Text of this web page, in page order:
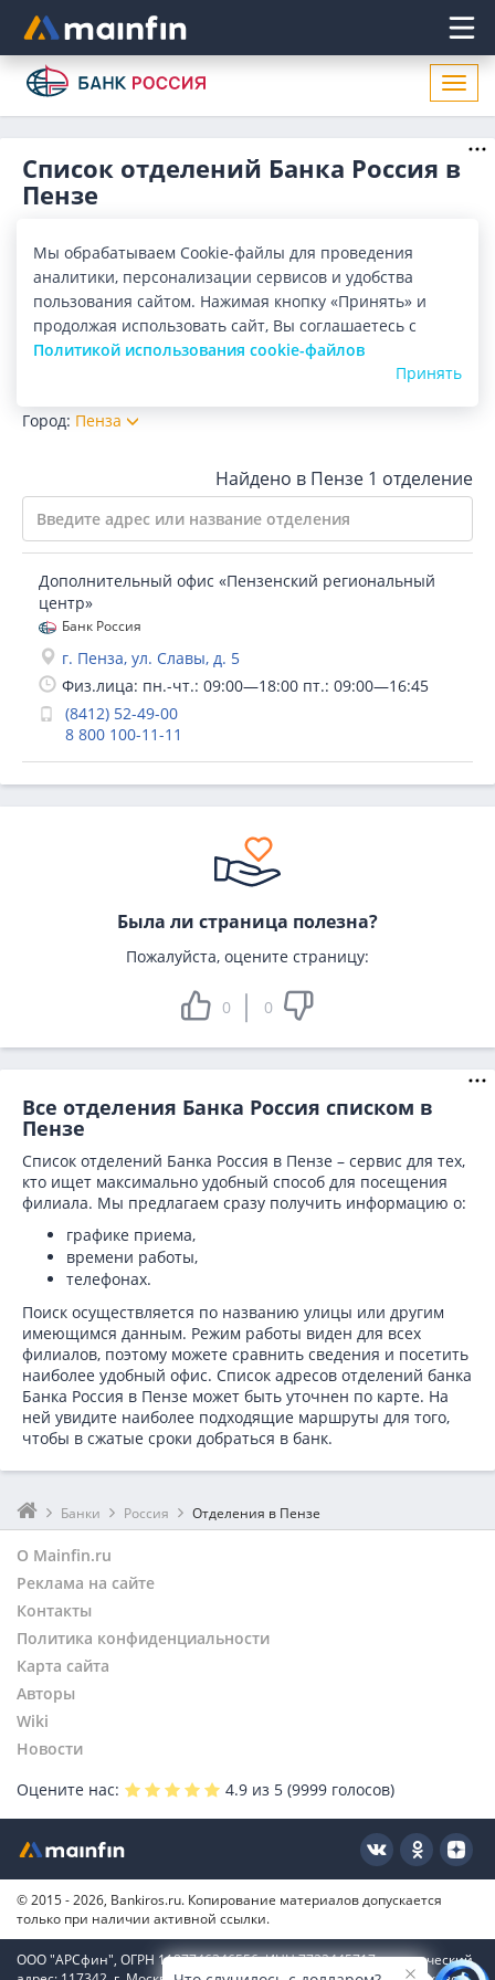
Главное меню
Список отделений Банка Россия в
Пензе
поиск ближайшего отделения Банка Россия в Пензе по
адресу, названию. Часы работы, телефоны, контактные
Показать весь
Отделения
Банкоматы
Список
Город: Пенза
Найдено в Пензе 1 отделение
Дополнительный офис «Пензенский региональный
центр»
Банк Россия
г. Пенза, ул. Славы, д. 5
Физ.лица: пн.-чт.: 09:00—18:00 пт.: 09:00—16:45
(8412) 52-49-00
8 800 100-11-11
Была ли страница полезна?
Пожалуйста, оцените страницу:
0 0
Все отделения Банка Россия списком в
Пензе
Список отделений Банка Россия в Пензе – сервис для тех,
кто ищет максимально удобный способ для посещения
филиала. Мы предлагаем сразу получить информацию о:
графике приема,
времени работы,
телефонах.
Поиск осуществляется по названию улицы или другим
имеющимся данным. Режим работы виден для всех
филиалов, поэтому можете сравнить сведения и посетить
наиболее удобный офис. Список адресов отделений банка
Банка Россия в Пензе может быть уточнен по карте. На
ней увидите наиболее подходящие маршруты для того,
чтобы в сжатые сроки добраться в банк.
Банки Россия Отделения в Пензе
О Mainfin.ru
Реклама на сайте
Контакты
Политика конфиденциальности
Карта сайта
Авторы
Wiki
Новости
Оцените нас:
4.9 из 5 (9999 голосов)
© 2015 - 2026, Bankiros.ru. Копирование материалов допускается
только при наличии активной ссылки.
ООО "АРСфин", ОГРН 1187746346556, ИНН 7722445717, юридический
Мы обрабатываем Cookie-файлы для проведения
аналитики, персонализации сервисов и удобства
пользования сайтом. Нажимая кнопку «Принять» и
продолжая использовать сайт, Вы соглашаетесь с
Политикой использования cookie-файлов
Принять